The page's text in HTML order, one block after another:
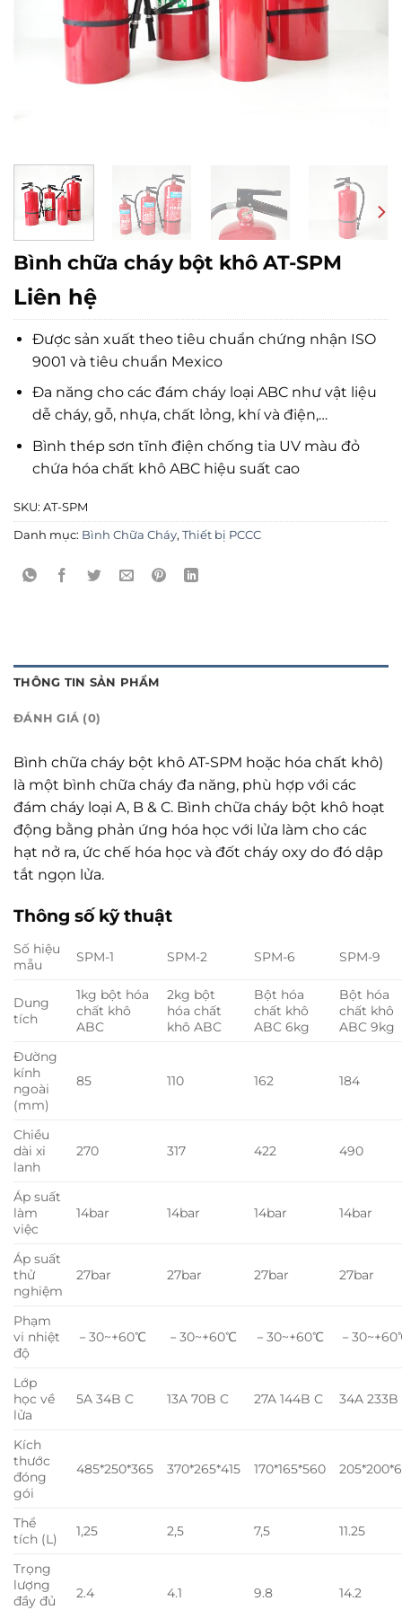
Bình chữa cháy bột khô AT-SPM
Liên hệ
Được sản xuất theo tiêu chuẩn chứng nhận ISO
9001 và tiêu chuẩn Mexico
Đa năng cho các đám cháy loại ABC như vật liệu
dễ cháy, gỗ, nhựa, chất lỏng, khí và điện,…
Bình thép sơn tĩnh điện chống tia UV màu đỏ
chứa hóa chất khô ABC hiệu suất cao
SKU: AT-SPM
Danh mục: Bình Chữa Cháy, Thiết bị PCCC
THÔNG TIN SẢN PHẨM
ĐÁNH GIÁ (0)
Bình chữa cháy bột khô AT-SPM hoặc hóa chất khô)
là một bình chữa cháy đa năng, phù hợp với các
đám cháy loại A, B & C. Bình chữa cháy bột khô hoạt
động bằng phản ứng hóa học với lửa làm cho các
hạt nở ra, ức chế hóa học và đốt cháy oxy do đó dập
tắt ngọn lửa.
Thông số kỹ thuật
Số hiệu
mẫu
SPM-1 SPM-2 SPM-6 SPM-9
Dung
tích
1kg bột hóa
chất khô
ABC
2kg bột
hóa chất
khô ABC
Bột hóa
chất khô
ABC 6kg
Bột hóa
chất khô
ABC 9kg
Đường
kính
ngoài
(mm)
85 110 162 184
Chiều
dài xi
lanh
270 317 422 490
Áp suất
làm
việc
14bar 14bar 14bar 14bar
Áp suất
thử
nghiệm
27bar 27bar 27bar 27bar
Phạm
vi nhiệt
độ
－30~+60℃ －30~+60℃ －30~+60℃ －
Lớp
học về
lửa
5A 34B C 13A 70B C 27A 144B C 34A 233B
Kích
thước
đóng
gói
485*250*365 370*265*415 170*165*560
Thể
tích (L)
1,25 2,5 7,5 11.25
Trọng
lượng
đầy đủ
2.4 4.1 9.8 14.2